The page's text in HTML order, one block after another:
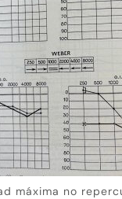
máxima no